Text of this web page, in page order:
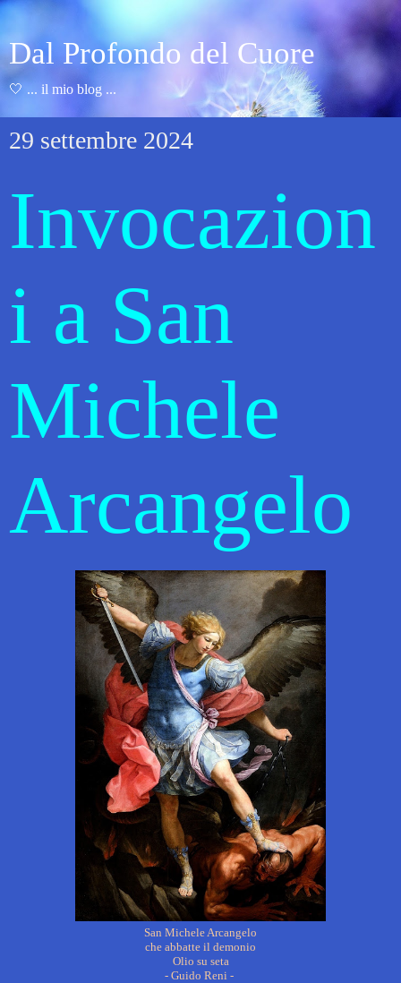
Dal Profondo del Cuore
🤍 ... il mio blog ...
29 settembre 2024
Invocazion
i a San
Michele
Arcangelo
San Michele Arcangelo
che abbatte il demonio
Olio su seta
- Guido Reni -